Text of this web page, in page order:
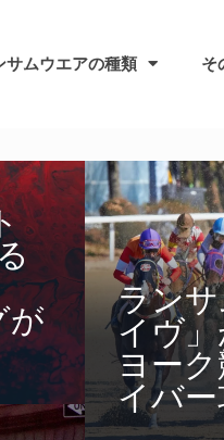
サムウエアの種類 そ
が ラン
イヴ
ヨー
イバ